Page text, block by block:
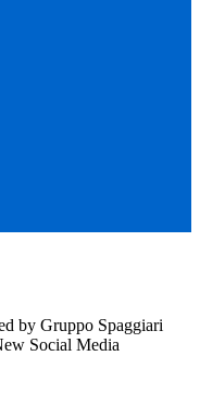
by Gruppo Spaggiari
Social Media